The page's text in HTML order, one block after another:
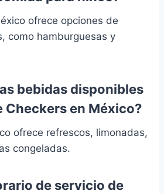
ofrece opciones de
como hamburguesas y
bebidas disponibles
Checkers en México?
ofrece refrescos, limonadas,
congeladas.
de servicio de